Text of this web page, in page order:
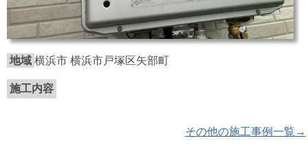
地域 横浜市 横浜市戸塚区矢部町
施工内容
その他の施工事例一覧→